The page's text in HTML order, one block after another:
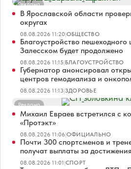
Реклама
В Ярославской области
округах
08.08.2026 11:20|ОБЩЕСТВО
Благоустройство
Залесском будет продолжено
08.08.2026 11:15|БЛАГОУСТРОЙСТВО
Губернатор анонсировал
центров гемодиализа и
08.08.2026 11:13|ЗДОРОВЬЕ
Реклама
Михаил Евраев встретился с
«Протэкт»
08.08.2026 11:06|ОФИЦИАЛЬНО
Почти 300 спортсменов и
получат выплаты за достижения
08.08.2026 11:01|СПОРТ